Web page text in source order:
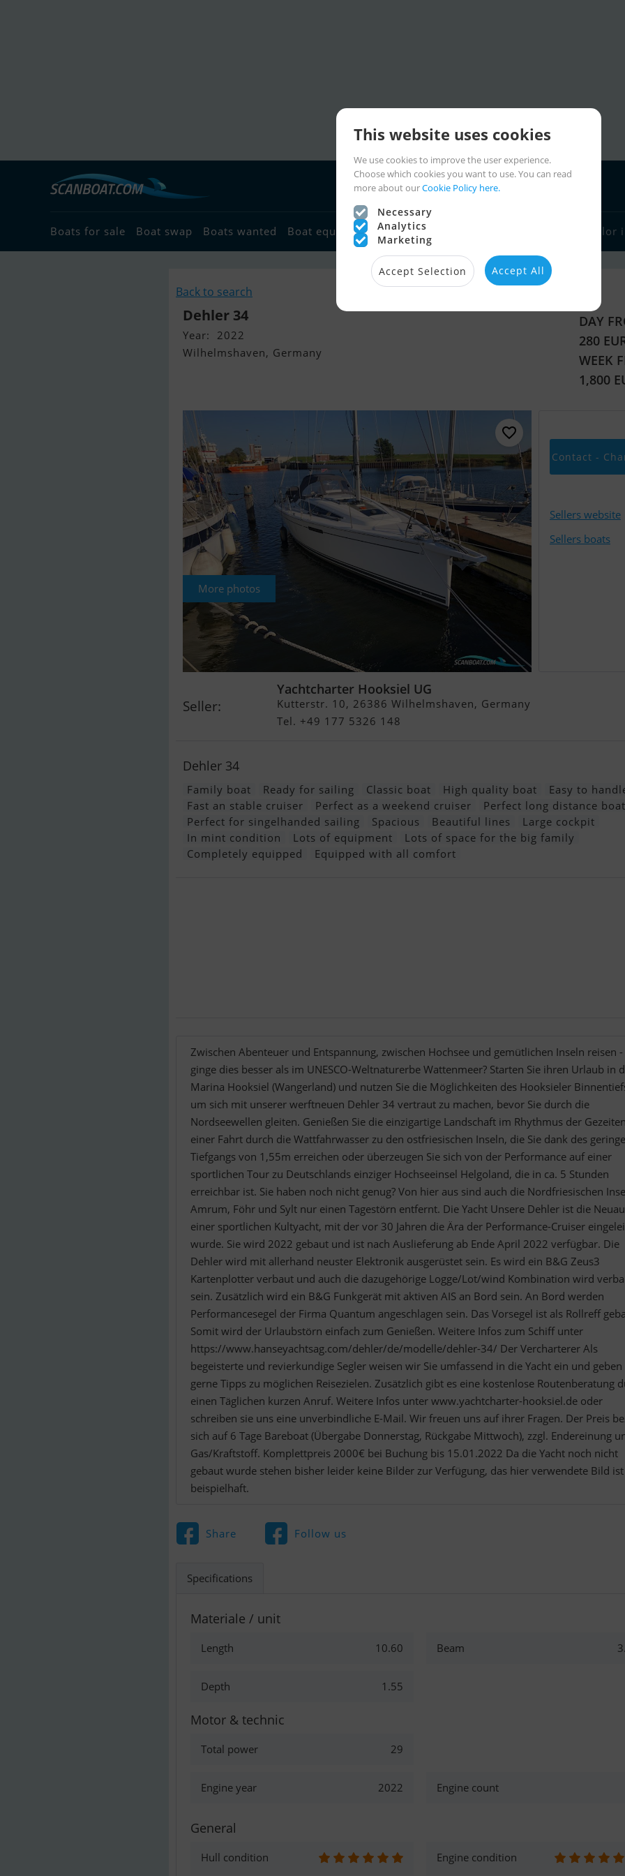
Boats for sale Boat swap Boats wanted Boat equipment Boat dealers Sailor
Back to search
Dehler 34
Year: 2022
Wilhelmshaven, Germany
DAY
280
WEEK
1,800
More photos
Contact -
Sellers website
Sellers boats
Seller:
Yachtcharter Hooksiel UG
Kutterstr. 10, 26386 Wilhelmshaven, Germany
Tel. +49 177 5326 148
Dehler 34
Family boat Ready for sailing Classic boat High quality boat
Easy to
Fast an stable cruiser
Perfect as a weekend cruiser
Perfect long distance boat
Perfect for singelhanded sailing
Spacious Beautiful lines
Large cockpit
In mint condition
Lots of equipment
Lots of space for the big family
Completely equipped
Equipped with all comfort
Zwischen Abenteuer und Entspannung, zwischen Hochsee und gemütlichen Inseln reisen
ginge dies besser als im UNESCO-Weltnaturerbe Wattenmeer? Starten Sie ihren Urlaub in
Marina Hooksiel (Wangerland) und nutzen Sie die Möglichkeiten des Hooksieler
um sich mit unserer werftneuen Dehler 34 vertraut zu machen, bevor Sie durch die
Nordseewellen gleiten. Genießen Sie die einzigartige Landschaft im Rhythmus der
einer Fahrt durch die Wattfahrwasser zu den ostfriesischen Inseln, die Sie dank des
Tiefgangs von 1,55m erreichen oder überzeugen Sie sich von der Performance auf einer
sportlichen Tour zu Deutschlands einziger Hochseeinsel Helgoland, die in ca. 5 Stunden
erreichbar ist. Sie haben noch nicht genug? Von hier aus sind auch die Nordfriesischen
Amrum, Föhr und Sylt nur einen Tagestörn entfernt. Die Yacht Unsere Dehler ist die
einer sportlichen Kultyacht, mit der vor 30 Jahren die Ära der Performance-Cruiser
wurde. Sie wird 2022 gebaut und ist nach Auslieferung ab Ende April 2022 verfügbar. Die
Dehler wird mit allerhand neuster Elektronik ausgerüstet sein. Es wird ein B&G Zeus3
Kartenplotter verbaut und auch die dazugehörige Logge/Lot/wind Kombination wird
sein. Zusätzlich wird ein B&G Funkgerät mit aktiven AIS an Bord sein. An Bord werden
Performancesegel der Firma Quantum angeschlagen sein. Das Vorsegel ist als Rollreff
Somit wird der Urlaubstörn einfach zum Genießen. Weitere Infos zum Schiff unter
https://www.hanseyachtsag.com/dehler/de/modelle/dehler-34/ Der Vercharterer Als
begeisterte und revierkundige Segler weisen wir Sie umfassend in die Yacht ein und geben
gerne Tipps zu möglichen Reisezielen. Zusätzlich gibt es eine kostenlose Routenberatung
einen Täglichen kurzen Anruf. Weitere Infos unter www.yachtcharter-hooksiel.de oder
schreiben sie uns eine unverbindliche E-Mail. Wir freuen uns auf ihrer Fragen. Der Preis
sich auf 6 Tage Bareboat (Übergabe Donnerstag, Rückgabe Mittwoch), zzgl. Endereinung
Gas/Kraftstoff. Komplettpreis 2000€ bei Buchung bis 15.01.2022 Da die Yacht noch nicht
gebaut wurde stehen bisher leider keine Bilder zur Verfügung, das hier verwendete Bild ist
beispielhaft.
Share Follow us
Specifications
Materiale / unit
Length 10.60 Beam
Depth 1.55
Motor & technic
Total power 29
Engine year 2022 Engine count
General
Hull condition Engine condition
This website uses cookies
We use cookies to improve the user experience.
Choose which cookies you want to use. You can read
more about ourCookie Policy here.
Necessary
Analytics
Marketing
Accept Selection Accept All